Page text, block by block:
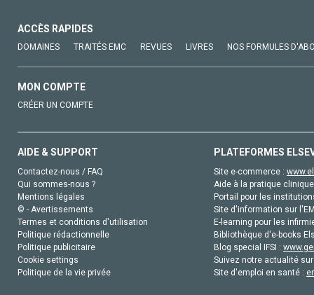
ACCÈS RAPIDES
DOMAINES TRAITÉS EMC REVUES LIVRES NOS FORMULES
MON COMPTE
CRÉER UN COMPTE
AIDE & SUPPORT
Contactez-nous / FAQ
Qui sommes-nous ?
Mentions légales
© - Avertissements
Termes et conditions d'utilisation
Politique rédactionnelle
Politique publicitaire
Cookie settings
Politique de la vie privée
PLATEFORMES
Site e-commerce :
Aide à la pratique
Portail pour les
Site d'information sur
E-learning pour les
Bibliothèque d'e-books
Blog special IFSI :
Suivez notre actualité
Site d'emploi en santé :